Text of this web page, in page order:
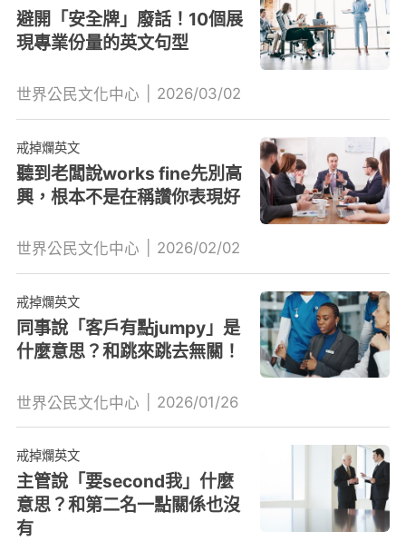
避開「安全牌」廢話！10個展
現專業份量的英文句型
世界公民文化中心 2026/03/02
戒掉爛英文
聽到老闆說works fine先別高
興，根本不是在稱讚你表現好
世界公民文化中心 2026/02/02
戒掉爛英文
同事說「客戶有點jumpy」是
什麼意思？和跳來跳去無關！
世界公民文化中心 2026/01/26
戒掉爛英文
主管說「要second我」什麼
意思？和第二名一點關係也沒
有